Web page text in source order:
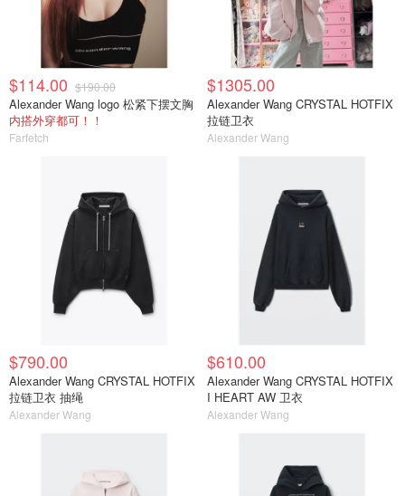
$114.00 $190.00
Alexander Wang logo 松紧下摆文胸
内搭外穿都可！！
Farfetch
$1305.00
Alexander Wang CRYSTAL HOTFIX
拉链卫衣
Alexander Wang
$790.00
Alexander Wang CRYSTAL HOTFIX
拉链卫衣 抽绳
Alexander Wang
$610.00
Alexander Wang CRYSTAL HOTFIX
I HEART AW 卫衣
Alexander Wang